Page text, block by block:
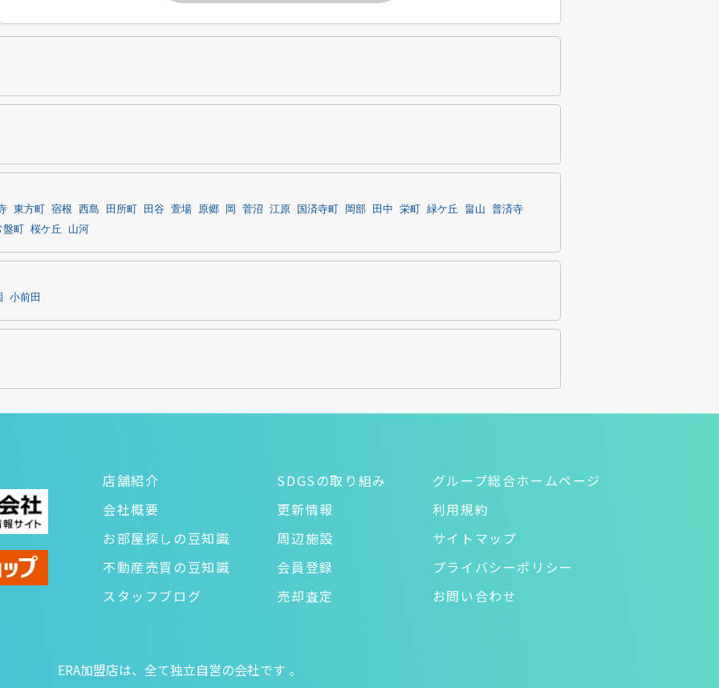
東方町 宿根 西島 田所町 田谷 萱場 原郷 岡 菅沼 江原 国済寺町 岡部 田中 栄町 緑ケ丘 畠山
普済寺
町 桜ケ丘 山河
小前田
店舗紹介
会社概要
お部屋探しの豆知識
不動産売買の豆知識
スタッフブログ
SDGSの取り組み
更新情報
周辺施設
会員登録
売却査定
グループ総合ホームページ
利用規約
サイトマップ
プライバシーポリシー
お問い合わせ
ERA加盟店は、全て独立自営の会社です 。